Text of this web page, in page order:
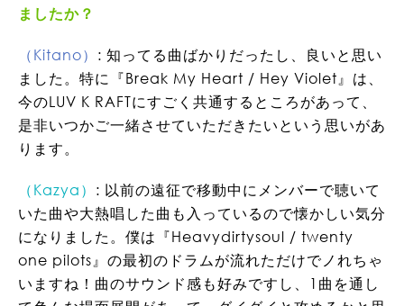
ましたか？
（Kitano） : 知ってる曲ばかりだったし、良いと思い
ました。特に『Break My Heart / Hey Violet』は、
今のLUV K RAFTにすごく共通するところがあって、
是非いつかご一緒させていただきたいという思いがあ
ります。
（Kazya） : 以前の遠征で移動中にメンバーで聴いて
いた曲や大熱唱した曲も入っているので懐かしい気分
になりました。僕は『Heavydirtysoul / twenty
one pilots』の最初のドラムが流れただけでノれちゃ
いますね！曲のサウンド感も好みですし、1曲を通し